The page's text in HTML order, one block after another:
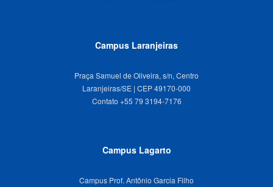
Campus Laranjeiras
Praça Samuel de Oliveira, s/n, Centro
Laranjeiras/SE | CEP 49170-000
Campus Lagarto
Campus Prof. Antônio Garcia Filho